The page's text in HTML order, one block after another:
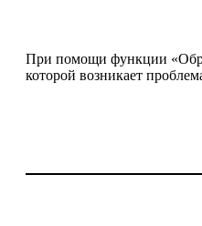
При помощи функции
которой возникает